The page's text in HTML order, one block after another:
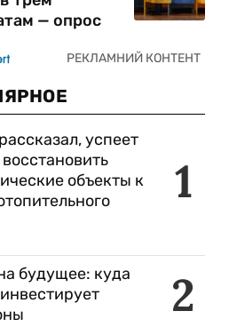
— опрос
1
успеет
объекты к
2
будущее: куда